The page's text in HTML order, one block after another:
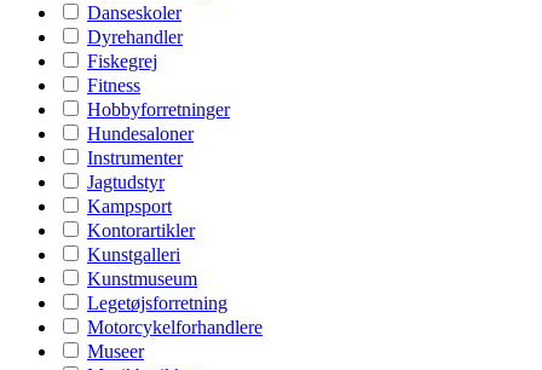
Danseskoler
Dyrehandler
Fiskegrej
Fitness
Hobbyforretninger
Hundesaloner
Instrumenter
Jagtudstyr
Kampsport
Kontorartikler
Kunstgalleri
Kunstmuseum
Legetøjsforretning
Motorcykelforhandlere
Museer